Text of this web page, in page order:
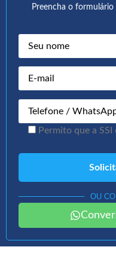
Preencha o
Permito que a
OU